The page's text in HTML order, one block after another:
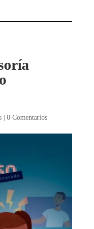
| 0 Comentarios